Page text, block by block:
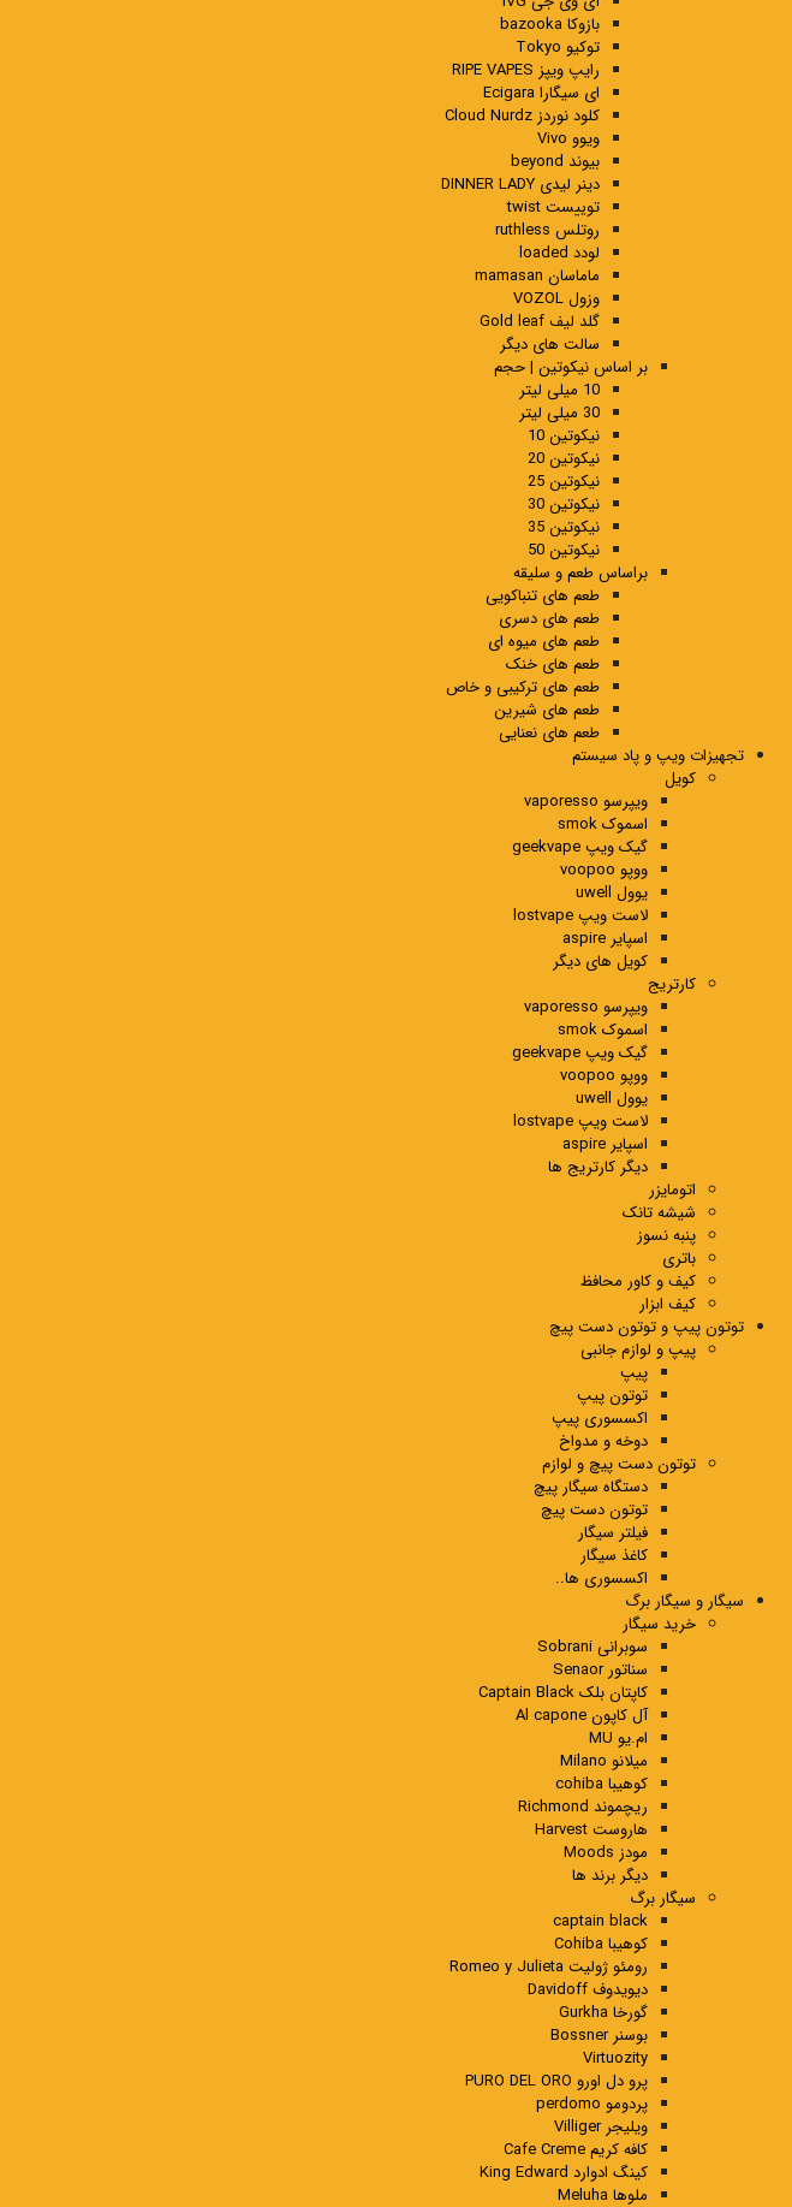
بازوکا bazooka
توکیو Tokyo
رایپ ویپز RIPE VAPES
ای سیگارا Ecigara
کلود نوردز Cloud Nurdz
ویوو Vivo
بیوند beyond
دینر لیدی DINNER LADY
توییست twist
روتلس ruthless
لودد loaded
ماماسان mamasan
وزول VOZOL
گلد لیف Gold leaf
سالت های دیگر
بر اساس نیکوتین | حجم
10 میلی لیتر
30 میلی لیتر
نیکوتین 10
نیکوتین 20
نیکوتین 25
نیکوتین 30
نیکوتین 35
نیکوتین 50
براساس طعم و سلیقه
طعم های تنباکویی
طعم های دسری
طعم های میوه ای
طعم های خنک
طعم های ترکیبی و خاص
طعم های شیرین
طعم های نعنایی
تجهیزات ویپ و پاد سیستم
کویل
ویپرسو vaporesso
اسموک smok
گیک ویپ geekvape
ووپو voopoo
یوول uwell
لاست ویپ lostvape
اسپایر aspire
کویل های دیگر
کارتریج
ویپرسو vaporesso
اسموک smok
گیک ویپ geekvape
ووپو voopoo
یوول uwell
لاست ویپ lostvape
اسپایر aspire
دیگر کارتریج ها
اتومایزر
شیشه تانک
پنبه نسوز
باتری
کیف و کاور محافظ
کیف ابزار
توتون پیپ و توتون دست پیچ
پیپ و لوازم جانبی
پیپ
توتون پیپ
اکسسوری پیپ
دوخه و مدواخ
توتون دست پیچ و لوازم
دستگاه سیگار پیچ
توتون دست پیچ
فیلتر سیگار
کاغذ سیگار
اکسسوری ها..
سیگار و سیگار برگ
خرید سیگار
سوبرانی Sobrani
سناتور Senaor
کاپتان بلک Captain Black
آل کاپون Al capone
ام.یو MU
میلانو Milano
کوهیبا cohiba
ریچموند Richmond
هاروست Harvest
مودز Moods
دیگر برند ها
سیگار برگ
captain black
کوهیبا Cohiba
رومئو ژولیت Romeo y Julieta
دیویدوف Davidoff
گورخا Gurkha
بوسنر Bossner
Virtuozity
پرو دل اورو PURO DEL ORO
پردومو perdomo
ویلیجر Villiger
کافه کریم Cafe Creme
کینگ ادوارد King Edward
ملوها Meluha